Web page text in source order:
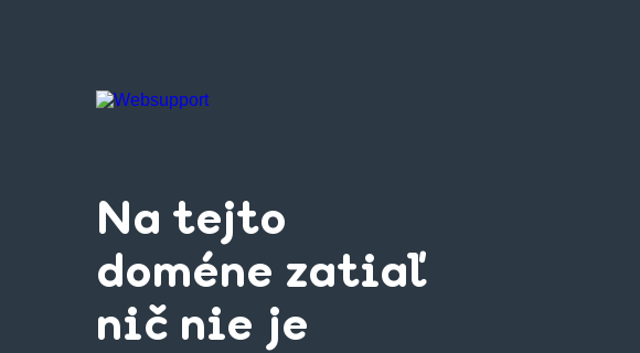
Na tejto
doméne zatiaľ
nič nie je